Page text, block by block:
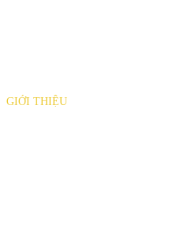
GIỚI THIỆU